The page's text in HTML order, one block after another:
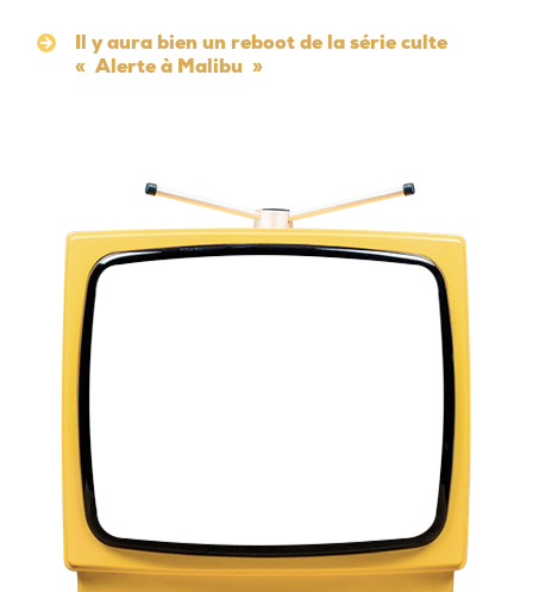
Il y aura bien un reboot de la série culte
« Alerte à Malibu »